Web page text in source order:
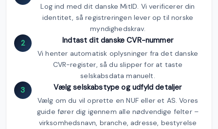
Log ind med dit danske MitID. Vi verificerer din
identitet, så registreringen lever op til norske
myndighedskrav.
2 Indtast dit danske CVR-nummer
Vi henter automatisk oplysninger fra det danske
CVR-register, så du slipper for at taste
selskabsdata manuelt.
3 Vælg selskabstype og udfyld detaljer
Vælg om du vil oprette en NUF eller et AS. Vores
guide fører dig igennem alle nødvendige felter –
virksomhedsnavn, branche, adresse, bestyrelse